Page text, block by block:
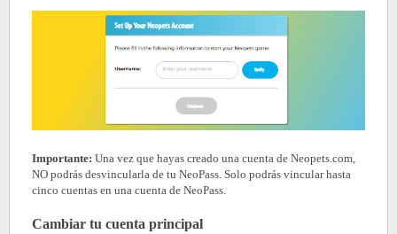
Importante: Una vez que hayas creado una cuenta de Neopets.com,
NO podrás desvincularla de tu NeoPass. Solo podrás vincular hasta
cinco cuentas en una cuenta de NeoPass.
Cambiar tu cuenta principal